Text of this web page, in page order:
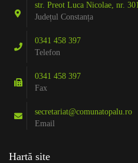
str. Preot Luca Nicolae, nr.
Județul Constanța
0341 458 397
Telefon
0341 458 397
Fax
secretariat@comunatopalu.ro
Email
Hartă site